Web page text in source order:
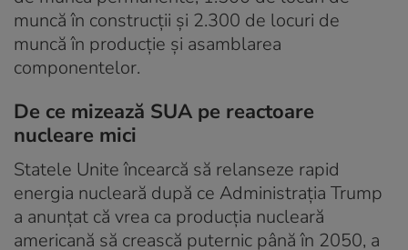
muncă în construcții și 2.300 de locuri de
muncă în producție și asamblarea
componentelor.
De ce mizează SUA pe reactoare
nucleare mici
Statele Unite încearcă să relanseze rapid
energia nucleară după ce Administrația Trump
a anunțat că vrea ca producția nucleară
americană să crească puternic până în 2050, a